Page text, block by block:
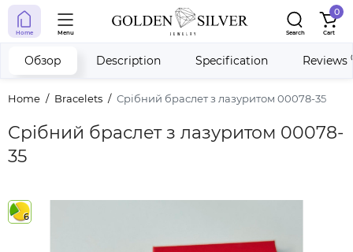
Home Menu Search
0
Cart
Home Bracelets Срібний браслет з лазуритом 00078-35
Срібний браслет з лазуритом 00078-
35
Обзор Description Specification Reviews
6